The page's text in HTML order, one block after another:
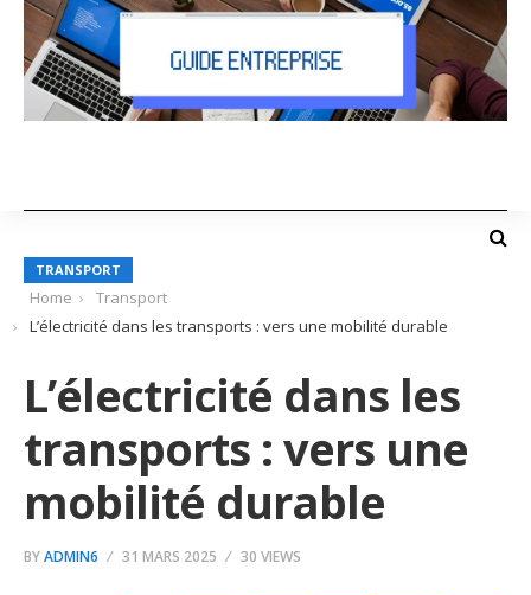
TRANSPORT
Home
Transport
L’électricité dans les transports : vers une mobilité durable
L’électricité dans les
transports : vers une
mobilité durable
BYADMIN6 31 MARS 2025 30 VIEWS